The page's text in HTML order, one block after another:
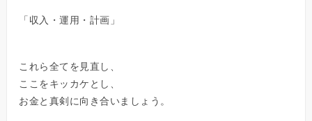
「収入・運用・計画」
これら全てを見直し、
ここをキッカケとし、
お金と真剣に向き合いましょう。